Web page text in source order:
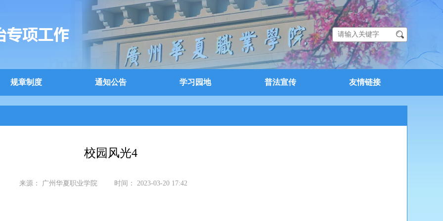
规章制度 通知公告 学习园地 普法宣传 友情链接
校园风光4
来源： 广州华夏职业学院 时间： 2023-03-20 17:42